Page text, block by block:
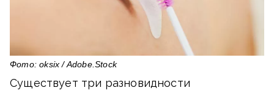
Фото: oksix / Adobe.Stock
Существует три разновидности